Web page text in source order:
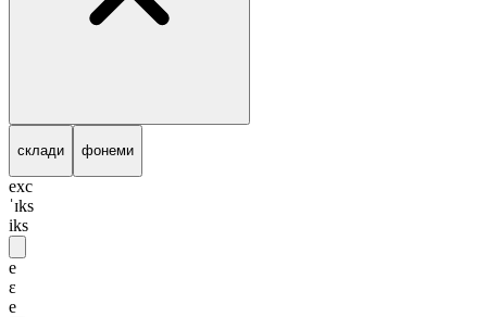
склади фонеми
exc
ˈɪks
iks
e
ɛ
e